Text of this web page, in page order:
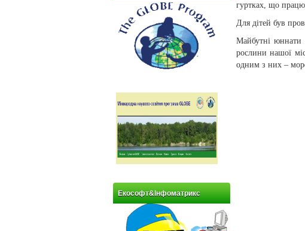
Екософт&Інфоматрикс
гуртках, що
Для дітей був
Майбутні юннати
рослини нашої
одним з них –